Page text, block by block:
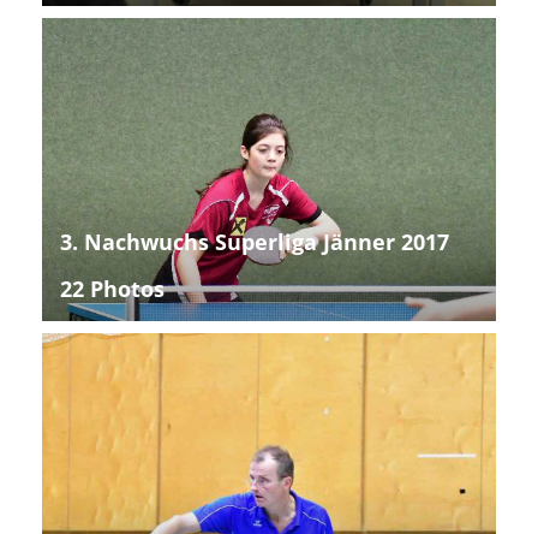
3. Nachwuchs Superliga Jänner 2017
22 Photos